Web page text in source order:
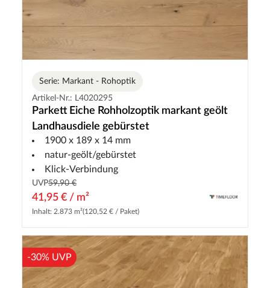
Serie: Markant - Rohoptik
Artikel-Nr.: L4020295
Parkett Eiche Rohholzoptik markant geölt
Landhausdiele gebürstet
1900 x 189 x 14 mm
natur-geölt/gebürstet
Klick-Verbindung
UVP59,90 €
41,95 € / m²
Inhalt: 2.873 m²(120,52 € / Paket)
-30% UVP